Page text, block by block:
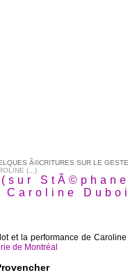
Ã©CRITURES SUR LE GESTE
(...)
(sur
Caroline
et la performance de
de Montréal